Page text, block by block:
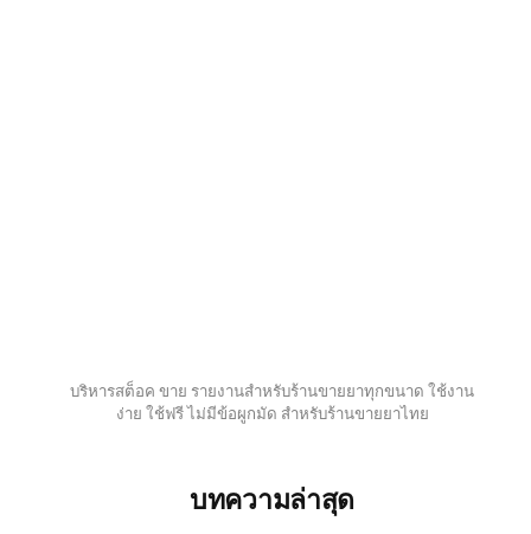
บริหารสต็อค ขาย รายงานสำหรับร้านขายยาทุกขนาด ใช้งาน
ง่าย ใช้ฟรี ไม่มีข้อผูกมัด สำหรับร้านขายยาไทย
บทความล่าสุด